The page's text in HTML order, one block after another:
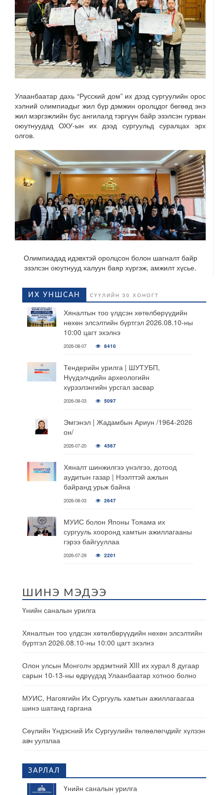
Улаанбаатар дахь “Русский дом” их дээд сургуулийн орос
хэлний олимпиадыг жил бүр дэмжин оролцдог бөгөөд энэ
жил мэргэжлийн бус ангилалд тэргүүн байр эзэлсэн гурван
оюутнуудад ОХУ-ын их дээд сургуульд суралцах эрх
олгов.
Олимпиадад идэвхтэй оролцсон болон шагналт байр
эзэлсэн оюутнууд халуун баяр хүргэж, амжилт хүсье.
ИХ УНШСАН СҮҮЛИЙН 30 ХОНОГТ
Хяналтын тоо үлдсэн хөтөлбөрүүдийн
нөхөн элсэлтийн бүртгэл 2026.08.10-ны
10:00 цагт эхэлнэ
2026-08-07 8410
Тендерийн урилга | ШУТУБП,
Нүүдэлчдийн археологийн
хүрээлэнгийн урсгал засвар
2026-08-03 5097
Эмгэнэл | Жадамбын Ариун /1964-2026
он/
2026-07-20 4567
Хяналт шинжилгээ үнэлгээ, дотоод
аудитын газар | Нээлттэй ажлын
байранд урьж байна
2026-08-03 2647
МУИС болон Японы Тояама их
сургууль хооронд хамтын ажиллагааны
гэрээ байгууллаа
2026-07-29 2201
ШИНЭ МЭДЭЭ
Үнийн саналын урилга
Хяналтын тоо үлдсэн хөтөлбөрүүдийн нөхөн элсэлтийн
бүртгэл 2026.08.10-ны 10:00 цагт эхэлнэ
Олон улсын Монголч эрдэмтний XIII их хурал 8 дугаар
сарын 10-13-ны өдрүүдэд Улаанбаатар хотноо болно
МУИС, Нагоягийн Их Сургууль хамтын ажиллагаагаа
шинэ шатанд гаргана
Сөүлийн Үндэсний Их Сургуулийн төлөөлөгчдийг хүлээн
авч уулзлаа
ЗАРЛАЛ
Үнийн саналын урилга